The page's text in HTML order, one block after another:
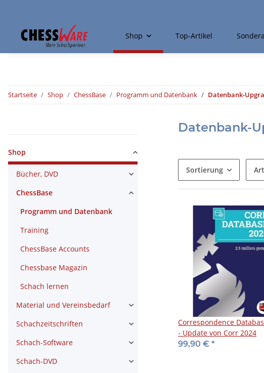
Shop Top-Artikel
Startseite Shop ChessBase Programm und Datenbank Datenbank-
Datenbank-
Sortierung
Correspondence
- Update von Corr 2024
99,90 € *
Shop
Bücher, DVD
ChessBase
Programm und Datenbank
Training
ChessBase Accounts
Chessbase Magazin
Schach lernen
Material und Vereinsbedarf
Schachzeitschriften
Schach-Software
Schach-DVD